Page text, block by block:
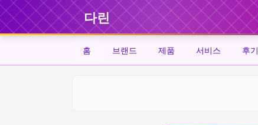
다린
홈 브랜드 제품 서비스 후기